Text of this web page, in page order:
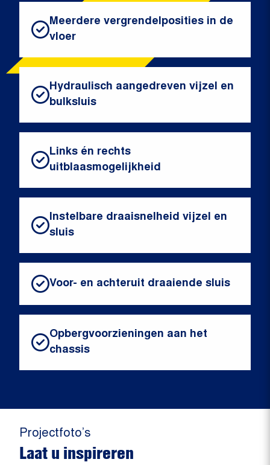
Meerdere vergrendelposities in de
vloer
Hydraulisch aangedreven vijzel en
bulksluis
Links én rechts
uitblaasmogelijkheid
Instelbare draaisnelheid vijzel en
sluis
Voor- en achteruit draaiende sluis
Opbergvoorzieningen aan het
chassis
Projectfoto’s
Laat u inspireren